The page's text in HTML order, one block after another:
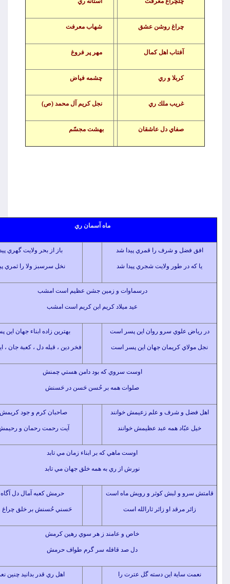
چراغ روشن عشق شهاب معرفت
نجل كريم آل محمد (ص)
صفاي دل عاشقان بهشت مجسّم
و شرف را قمري پيدا شد
در طور ولايت شجري پيدا شد
باز از بحر ولايت گهري پيدا شد
نخل سرسبز ولا را ثمري پيدا شد
درسماوات و زمين جشن عظيم است امشب
عيد ميلاد كريم ابن كريم است امشب
علوي سرو روان اين پسر است
كريمان جهان اين پسر است
بهترين زاده ابناء جهان اين پسر است
فخر دين ، قبله دل ، كعبة جان ، اين پسر است
اوست سروي كه بود دامن هستي چمنش
صلوات همه بر حُسن حَسن در حَسنش
و شرف و علم زعيمش خوانند
همه عبد عظيمش خوانند
صاحبان كرم و جود كريمش خوانند
آيت رحمت رحمان و رحيمش خوانند
اوست ماهي كه بر ابناء زمان مي تابد
نورش از ري به همه خلق جهان مي تابد
و لبش كوثر و رويش ماه است
مرقد او زائر ثارالله است
حرمش كعبه آمال دل آگاه است
حَسني حُسنش بر خلق چراغ راه است
خاص و عامند ز هر سوي رهين كرمش
دل صد قافله سر گرم طواف حرمش
ساية اين دسته گل عترت را اهل ري قدر بدانيد چنين نعمت را